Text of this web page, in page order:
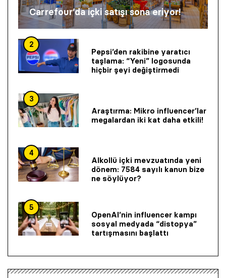
Carrefour’da içki satışı sona eriyor!
2
Pepsi’den rakibine yaratıcı
taşlama: “Yeni” logosunda
hiçbir şeyi değiştirmedi
3
Araştırma: Mikro influencer’lar
megalardan iki kat daha etkili!
4
Alkollü içki mevzuatında yeni
dönem: 7584 sayılı kanun bize
ne söylüyor?
5
OpenAI’nin influencer kampı
sosyal medyada “distopya”
tartışmasını başlattı